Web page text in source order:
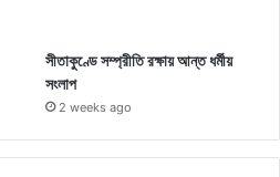
সীতাকুণ্ডে সম্প্রীতি রক্ষায় আন্ত ধর্মীয়
সংলাপ
2 weeks ago